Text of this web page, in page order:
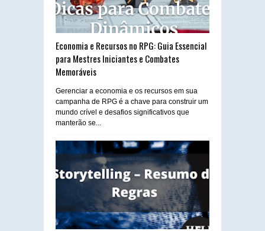
Economia e Recursos no RPG: Guia Essencial
para Mestres Iniciantes e Combates
Memoráveis
Gerenciar a economia e os recursos em sua
campanha de RPG é a chave para construir um
mundo crível e desafios significativos que
manterão se...